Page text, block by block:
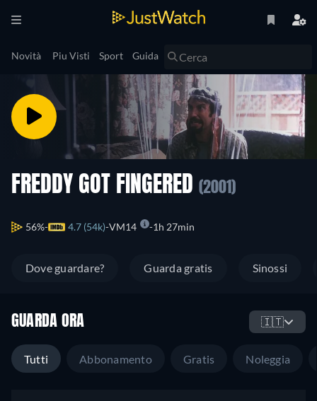
Novità Piu Visti Sport Guida
FREDDY GOT FINGERED (2001)
56% 4.7 (54k) VM14 1h 27min
Dove guardare? Guarda gratis Sinossi
GUARDA ORA 🇮🇹
Tutti Abbonamento Gratis Noleggia